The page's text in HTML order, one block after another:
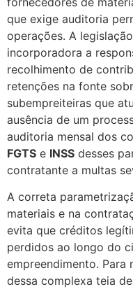
que exige auditoria
operações. A
incorporadora a
recolhimento de
retenções na fonte
subempreiteiras que
ausência de um
auditoria mensal dos
FGTS e INSS desses
contratante a multas
A correta
materiais e na
evita que créditos
perdidos ao longo do
empreendimento.
dessa complexa teia